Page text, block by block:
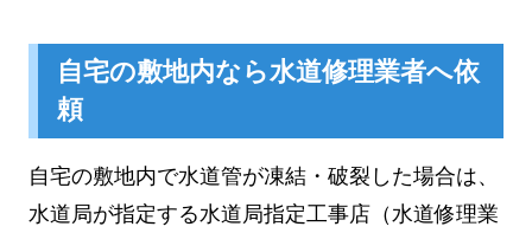
自宅の敷地内なら水道修理業者へ依
頼
自宅の敷地内で水道管が凍結・破裂した場合は、
水道局が指定する水道局指定工事店（水道修理業